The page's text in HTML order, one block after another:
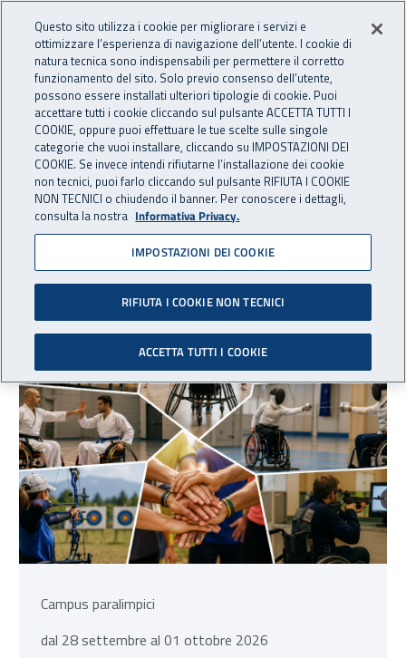
INAIL - Istituto Nazionale
Apri cerca
Navigazione principale
Navigazione - Ti trovi in:
Home Inail comunica Eventi
Eventi
Elenco corsi
Sono stati trovati2468risultati
Campus paralimpici
dal 28 settembre al 01 ottobre 2026
dal 28 settembre al 01 ottobre 2026
Questo sito utilizza i cookie per migliorare i servizi e
ottimizzare l’esperienza di navigazione dell’utente. I cookie di
natura tecnica sono indispensabili per permettere il corretto
funzionamento del sito. Solo previo consenso dell’utente,
possono essere installati ulteriori tipologie di cookie. Puoi
accettare tutti i cookie cliccando sul pulsante ACCETTA TUTTI I
COOKIE, oppure puoi effettuare le tue scelte sulle singole
categorie che vuoi installare, cliccando su IMPOSTAZIONI DEI
COOKIE. Se invece intendi rifiutarne l’installazione dei cookie
non tecnici, puoi farlo cliccando sul pulsante RIFIUTA I COOKIE
NON TECNICI o chiudendo il banner. Per conoscere i dettagli,
consulta la nostra Informativa Privacy.
IMPOSTAZIONI DEI COOKIE
RIFIUTA I COOKIE NON TECNICI
ACCETTA TUTTI I COOKIE